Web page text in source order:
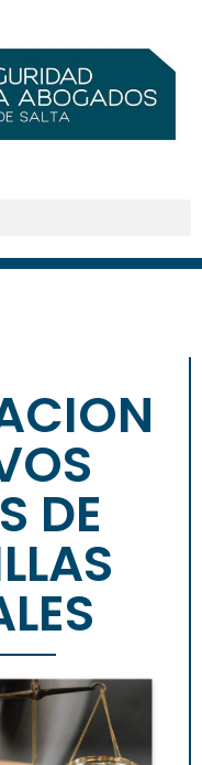
DE
BENEFICIOS